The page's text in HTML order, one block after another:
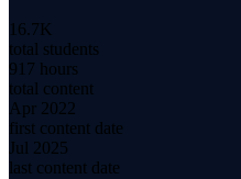
16.7K
total students
917 hours
total content
Apr 2022
first content date
Jul 2025
last content date